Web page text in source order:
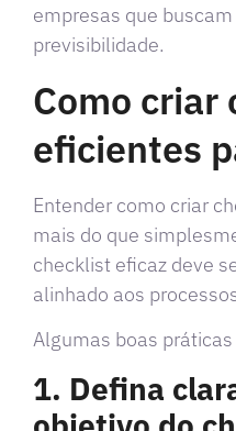
empresas que
previsibilidade.
Como criar
eficientes
Entender como criar
mais do que
checklist eficaz deve
alinhado aos
Algumas boas
1. Defina